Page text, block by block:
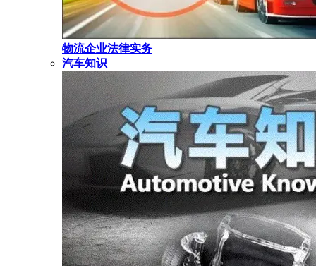
物流企业法律实务
汽车知识